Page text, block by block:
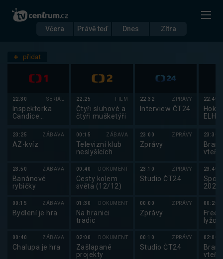
Včera Právě teď Dnes Zítra
Nastavení stanic
přidat
22:30 SERIÁL
Inspektorka
Candice
23:25 ZÁBAVA
AZ-kvíz
23:50 ZÁBAVA
Banánové
rybičky
00:15 ZÁBAVA
Bydlení je hra
00:40 ZÁBAVA
Chalupa je hra
22:25 FILM
Čtyři sluhové a
čtyři mušketýři
00:15 ZÁBAVA
Televizní klub
neslyšících
00:40 DOKUMENT
Cesty kolem
světa (12/12)
01:30 DOKUMENT
Na hranici
tradic
02:00 DOKUMENT
Zašlapané
projekty
22:32 ZPRÁVY
Interview ČT24
23:00 ZPRÁVY
Zprávy
23:10 ZPRÁVY
Studio ČT24
00:00 ZPRÁVY
Zprávy
00:10 ZPRÁVY
Studio ČT24
22:45
ELH
23:30
23:45
2025
00:20
02:00